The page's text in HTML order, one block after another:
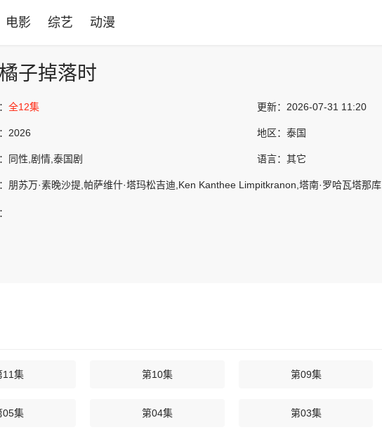
电影 综艺 动漫
子掉落时
全12集 更新： 2026-07-31 11:20
2026 地区： 泰国
同性,剧情,泰国剧 语言： 其它
朋苏万·素晚沙提,帕萨维什·塔玛松吉迪,Ken Kanthee Limpitkranon,塔南·罗哈瓦塔那库
11集 第10集 第09集
05集 第04集 第03集